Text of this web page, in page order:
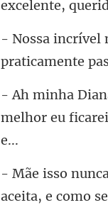
p
melhor eu
acei